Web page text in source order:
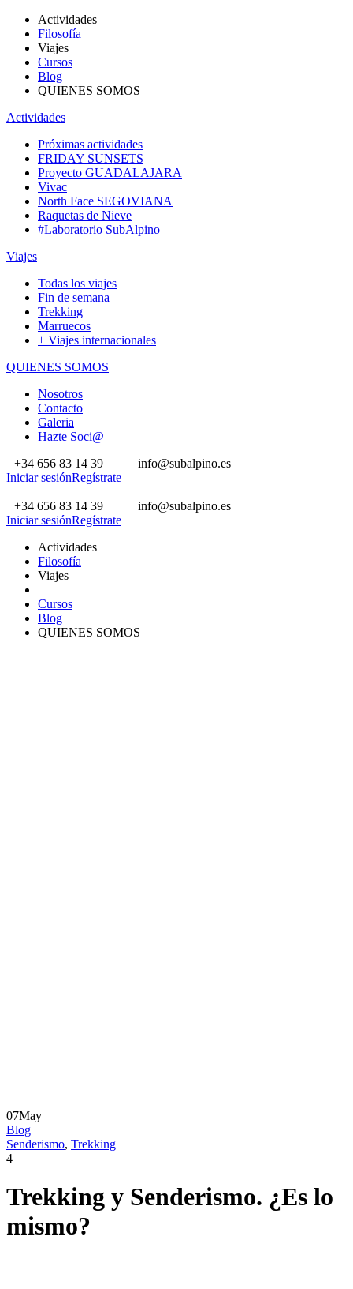
Actividades
Filosofía
Viajes
Cursos
Blog
QUIENES SOMOS
Actividades
Próximas actividades
FRIDAY SUNSETS
Proyecto GUADALAJARA
Vivac
North Face SEGOVIANA
Raquetas de Nieve
#Laboratorio SubAlpino
Viajes
Todas los viajes
Fin de semana
Trekking
Marruecos
+ Viajes internacionales
QUIENES SOMOS
Nosotros
Contacto
Galeria
Hazte Soci@
+34 656 83 14 39
info@subalpino.es
Iniciar sesiónRegístrate
+34 656 83 14 39
info@subalpino.es
Iniciar sesiónRegístrate
Actividades
Filosofía
Viajes
Cursos
Blog
QUIENES SOMOS
07May
Blog
Senderismo, Trekking
4
Trekking y Senderismo. ¿Es lo
mismo?